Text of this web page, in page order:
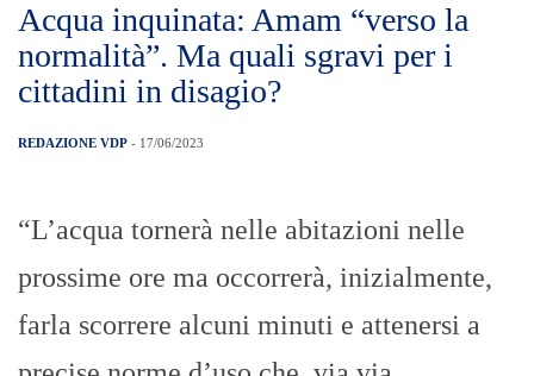
Acqua inquinata: Amam “verso la
normalità”. Ma quali sgravi per i
cittadini in disagio?
REDAZIONE VDP - 17/06/2023
“L’acqua tornerà nelle abitazioni nelle
prossime ore ma occorrerà, inizialmente,
farla scorrere alcuni minuti e attenersi a